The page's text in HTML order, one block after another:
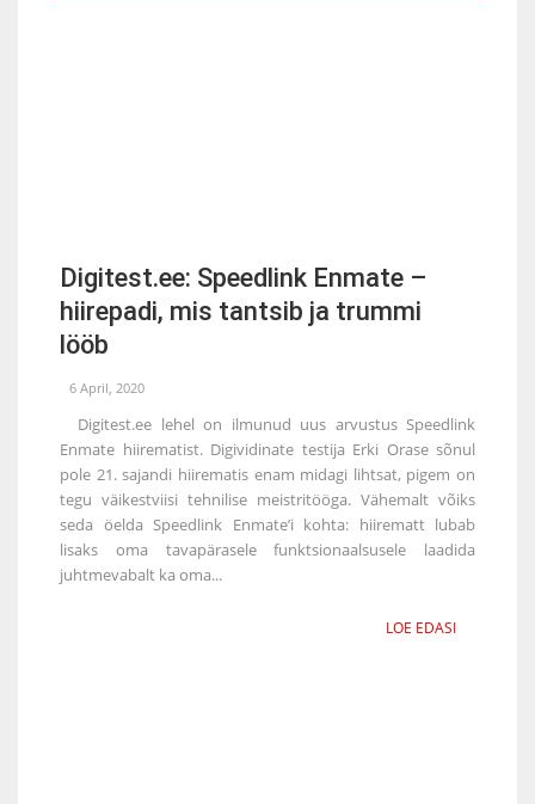
Digitest.ee: Speedlink Enmate –
hiirepadi, mis tantsib ja trummi
lööb
6 April, 2020
Digitest.ee lehel on ilmunud uus arvustus Speedlink
Enmate hiirematist. Digividinate testija Erki Orase sõnul
pole 21. sajandi hiirematis enam midagi lihtsat, pigem on
tegu väikestviisi tehnilise meistritööga. Vähemalt võiks
seda öelda Speedlink Enmate’i kohta: hiirematt lubab
lisaks oma tavapärasele funktsionaalsusele laadida
juhtmevabalt ka oma...
LOE EDASI